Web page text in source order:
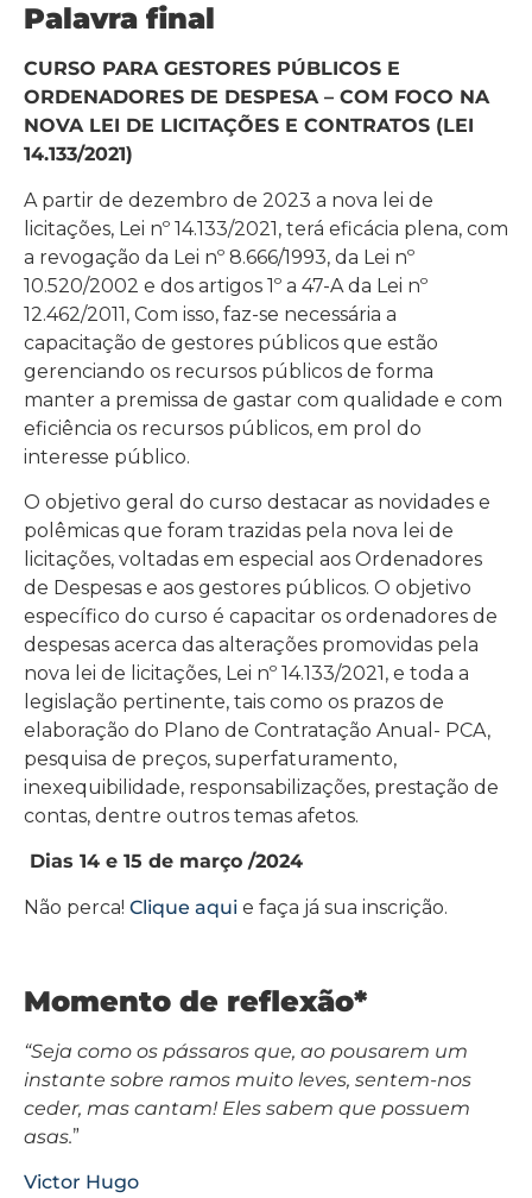
Palavra final
CURSO PARA GESTORES PÚBLICOS E
ORDENADORES DE DESPESA – COM FOCO NA
NOVA LEI DE LICITAÇÕES E CONTRATOS (LEI
14.133/2021)
A partir de dezembro de 2023 a nova lei de
licitações, Lei nº 14.133/2021, terá eficácia plena, com
a revogação da Lei nº 8.666/1993, da Lei nº
10.520/2002 e dos artigos 1º a 47-A da Lei nº
12.462/2011, Com isso, faz-se necessária a
capacitação de gestores públicos que estão
gerenciando os recursos públicos de forma
manter a premissa de gastar com qualidade e com
eficiência os recursos públicos, em prol do
interesse público.
O objetivo geral do curso destacar as novidades e
polêmicas que foram trazidas pela nova lei de
licitações, voltadas em especial aos Ordenadores
de Despesas e aos gestores públicos. O objetivo
específico do curso é capacitar os ordenadores de
despesas acerca das alterações promovidas pela
nova lei de licitações, Lei nº 14.133/2021, e toda a
legislação pertinente, tais como os prazos de
elaboração do Plano de Contratação Anual- PCA,
pesquisa de preços, superfaturamento,
inexequibilidade, responsabilizações, prestação de
contas, dentre outros temas afetos.
Dias 14 e 15 de março /2024
Não perca! Clique aqui e faça já sua inscrição.
Momento de reflexão*
“Seja como os pássaros que, ao pousarem um
instante sobre ramos muito leves, sentem-nos
ceder, mas cantam! Eles sabem que possuem
asas.”
Victor Hugo